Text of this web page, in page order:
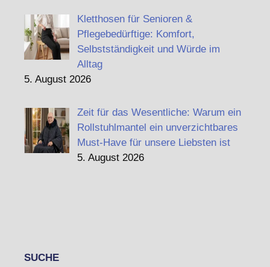
Kletthosen für Senioren &
Pflegebedürftige: Komfort,
Selbstständigkeit und Würde im
Alltag
5. August 2026
Zeit für das Wesentliche: Warum ein
Rollstuhlmantel ein unverzichtbares
Must-Have für unsere Liebsten ist
5. August 2026
SUCHE